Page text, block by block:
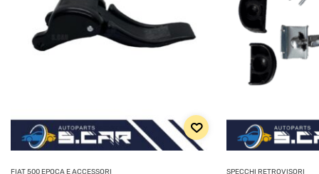
FIAT 500 EPOCA E ACCESSORI SPECCHI RETROVISORI